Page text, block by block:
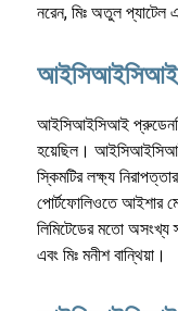
নরেন, মিঃ অতুল প্যাটেল
আইসিআইসিআই
আইসিআইসিআই
হয়েছিল। আইসিআইসিআই
স্কিমটির লক্ষ্য
পোর্টফোলিওতে আইশার
লিমিটেডের মতো অসংখ্য
এবং মিঃ মনীশ বান্থিয়া।